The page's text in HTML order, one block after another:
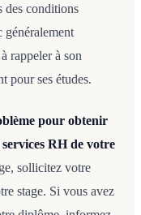
des conditions
généralement
rappeler à son
pour ses études.
pour obtenir
RH de votre
sollicitez votre
stage. Si vous avez